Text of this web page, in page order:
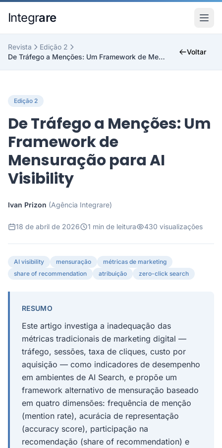
Integrare
Revista
Edição 2
De Tráfego a Menções: Um Framework de Mensuração p...
Voltar
Edição 2
De Tráfego a Menções: Um
Framework de
Mensuração para AI
Visibility
Ivan Prizon (Agência Integrare)
18 de abril de 2026 1 min de leitura 430 visualizações
AI visibility mensuração
métricas de marketing
share of recommendation
atribuição zero-click search
RESUMO
Este artigo investiga a inadequação das
métricas tradicionais de marketing digital —
tráfego, sessões, taxa de cliques, custo por
aquisição — como indicadores de desempenho
em ambientes de AI Search, e propõe um
framework alternativo de mensuração baseado
em quatro dimensões: frequência de menção
(mention rate), acurácia de representação
(accuracy score), participação na
recomendação (share of recommendation) e